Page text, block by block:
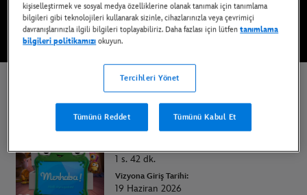
FRAGMANI İZLE
Oyuncak Hikayesi 5
Yaş Sınırı:
6+
1 s. 42 dk.
Vizyona Giriş Tarihi:
19 Haziran 2026
kişiselleştirmek ve sosyal medya özelliklerine olanak tanımak için tanımlama
bilgileri gibi teknolojileri kullanarak sizinle, cihazlarınızla veya çevrimiçi
davranışlarınızla ilgili bilgileri toplayabiliriz. Daha fazlası için lütfentanımlama
bilgileri politikamızı okuyun.
Tercihleri Yönet
Tümünü Reddet Tümünü Kabul Et